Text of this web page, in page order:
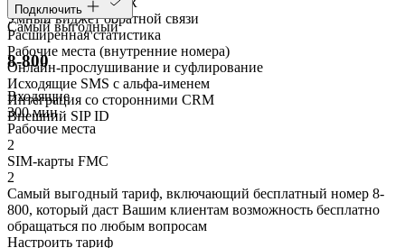
Умный виджет обратной связи
Расширенная статистика
Рабочие места (внутренние номера)
Онлайн-прослушивание и суфлирование
Исходящие SMS с альфа-именем
Интеграция со сторонними CRM
Внешний SIP ID
Подключить
Самый выгодный
8-800
Входящие
300 мин
Рабочие места
2
SIM-карты FMC
2
Самый выгодный тариф, включающий бесплатный номер 8-
800, который даст Вашим клиентам возможность бесплатно
обращаться по любым вопросам
Настроить тариф